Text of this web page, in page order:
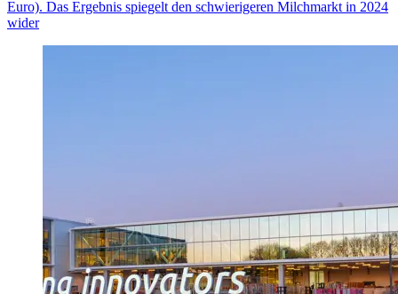
Euro). Das Ergebnis spiegelt den schwierigeren Milchmarkt in 2024
wider